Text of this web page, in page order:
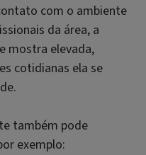
com o ambiente
da área, a
mostra elevada,
cotidianas ela se
também pode
exemplo: